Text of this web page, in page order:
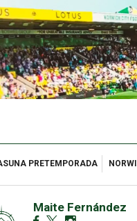
PRETEMPORADA
Maite Fernández